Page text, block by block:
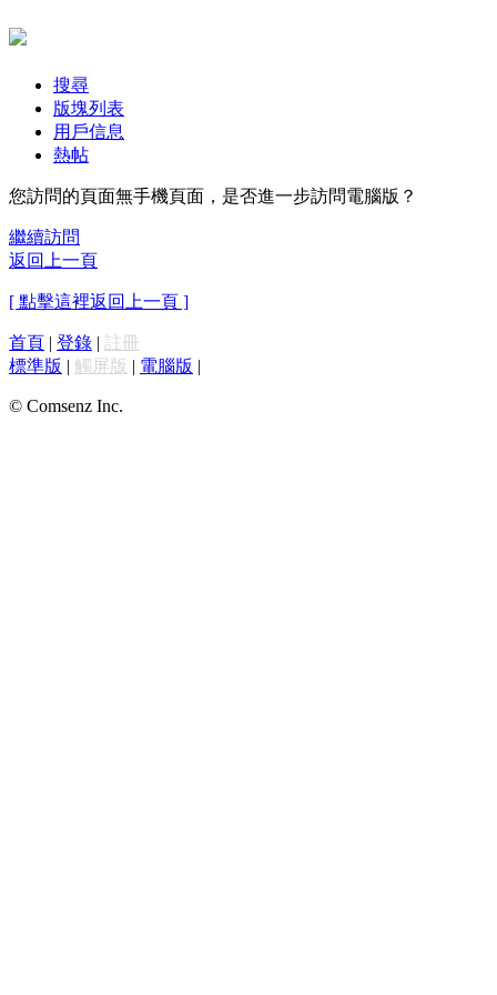
搜尋
版塊列表
用戶信息
熱帖
您訪問的頁面無手機頁面，是否進一步訪問電腦版？
繼續訪問
返回上一頁
[ 點擊這裡返回上一頁 ]
首頁 | 登錄 | 註冊
標準版 | 觸屏版 | 電腦版 |
© Comsenz Inc.